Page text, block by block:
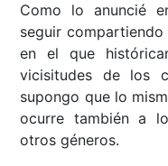
Como lo anuncié
seguir
en el que
vicisitudes de los
supongo que lo
ocurre también a
otros géneros.